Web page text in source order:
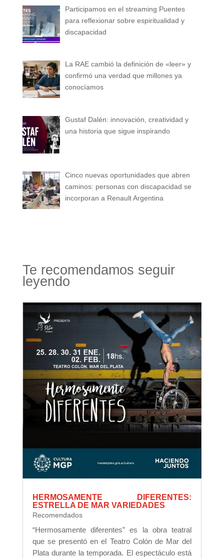
Participamos en el streaming Puentes
para reflexionar sobre espiritualidad y
discapacidad
La RAE cambió la definición de «leer» y
confirmó una verdad que millones ya
conocíamos
Gustaf Dalén: innovación, creatividad y
una historia que sigue inspirando
Cinco nuevas oportunidades que abren
caminos: personas con discapacidad se
incorporan a Renault Argentina
Te recomendamos seguir
leyendo
HERMOSAMENTE DIFERENTES:
ESTRELLA DE MAR VARIEDADES
Recomendados
“Hermosamente diferentes” es la obra teatral
que se presentó en el Teatro Colón de Mar del
Plata durante la temporada. El espectáculo está